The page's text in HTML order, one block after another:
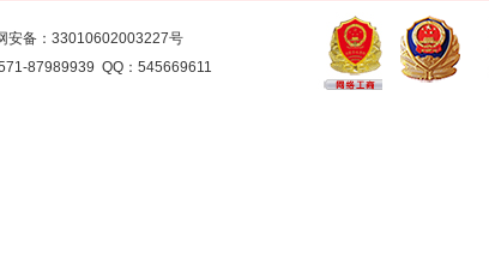
安备： 33010602003227号
87989939 QQ：545669611